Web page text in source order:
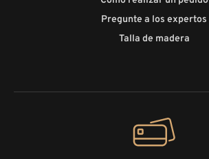
Pregunte a los expertos
Talla de madera